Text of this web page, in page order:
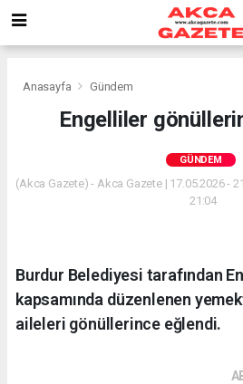
Anasayfa Gündem
Engelliler
GÜNDEM
(Akca Gazete) - Akca Gazete | 17.05.2026 -
21:04
Burdur Belediyesi tarafından
kapsamında düzenlenen
aileleri gönüllerince eğlendi.